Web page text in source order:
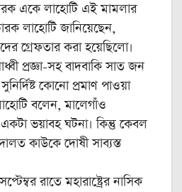
একে লাহোটি এই মামলার
লাহোটি জানিয়েছেন,
গ্রেফতার করা হয়েছিলো।
প্রজ্ঞা-সহ বাদবাকি সাত জন
কোনো প্রমাণ পাওয়া
বলেন, মালেগাঁও
ভয়াবহ ঘটনা। কিন্তু কেবল
কাউকে দোষী সাব্যস্ত
রাতে মহারাষ্ট্রের নাসিক